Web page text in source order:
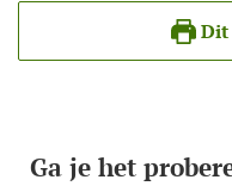
Dit
Ga je het